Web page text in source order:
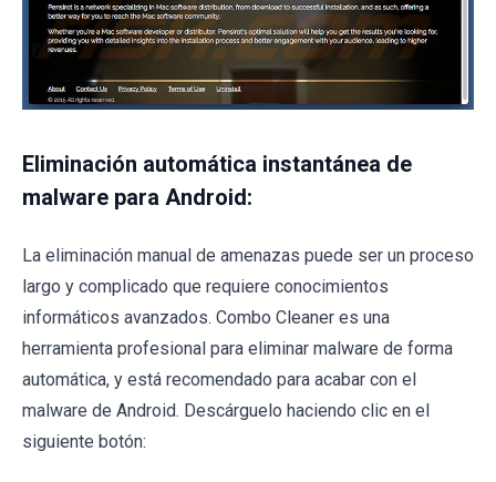
Eliminación automática instantánea de
malware para Android:
La eliminación manual de amenazas puede ser un proceso
largo y complicado que requiere conocimientos
informáticos avanzados. Combo Cleaner es una
herramienta profesional para eliminar malware de forma
automática, y está recomendado para acabar con el
malware de Android. Descárguelo haciendo clic en el
siguiente botón: